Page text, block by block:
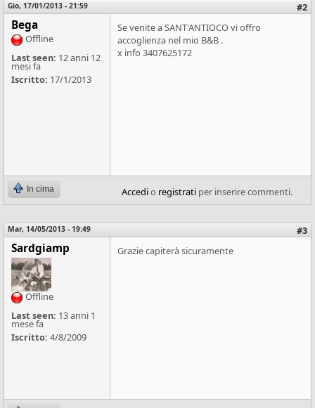
Gio, 17/01/2013 - 21:59 #2
Bega
Offline
Last seen: 12 anni 12
mesi fa
Iscritto: 17/1/2013
Se venite a SANT'ANTIOCO vi offro
accoglienza nel mio B&B .
x info 3407625172
In cima Accedio registrati per inserire commenti.
Mar, 14/05/2013 - 19:49 #3
Sardgiamp
Offline
Last seen: 13 anni 1
mese fa
Iscritto: 4/8/2009
Grazie capiterà sicuramente